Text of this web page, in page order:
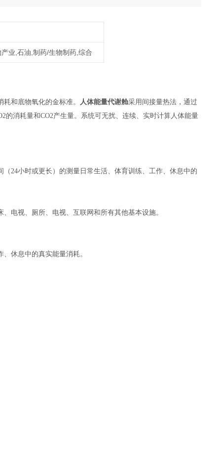
业,石油,制药/生物制药,综合
和底物氧化的金标准。 人体能量代谢舱采用间接量热法，通过
的消耗量和CO2产生量。系统可无扰、连续、实时计算人体能量
24小时或更长）的测量日常生活、体育训练、工作、休息中的
电视、厕所、电视、互联网和所有其他基本设施。
休息中的真实能量消耗。